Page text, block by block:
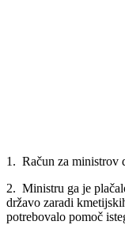
1. Račun za ministrov
2. Ministru ga je
državo zaradi
potrebovalo pomoč